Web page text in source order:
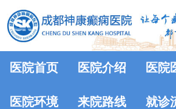
医院首页 医院介绍 医院
医院环境 来院路线 就诊